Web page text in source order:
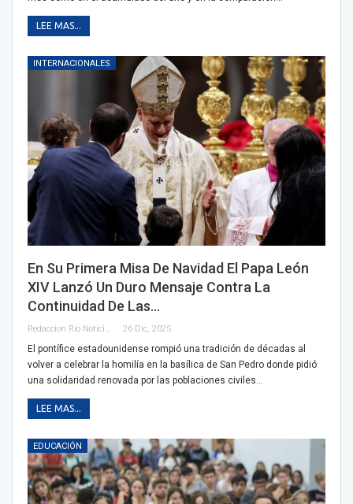
LEE MAS...
INTERNACIONALES
En Su Primera Misa De Navidad El Papa León
XIV Lanzó Un Duro Mensaje Contra La
Continuidad De Las…
Redaccion Rio Noticias 26 Dic, 2025
El pontífice estadounidense rompió una tradición de décadas al
volver a celebrar la homilía en la basílica de San Pedro donde pidió
una solidaridad renovada por las poblaciones civiles…
LEE MAS...
EDUCACIÓN